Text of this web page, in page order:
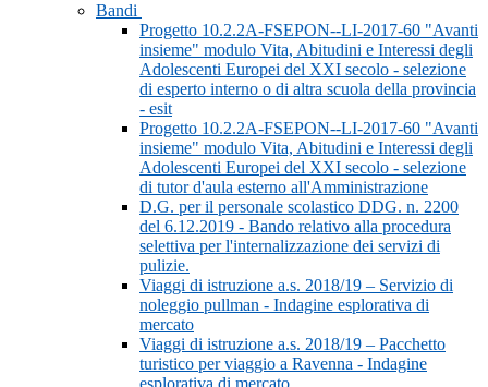
Bandi
Progetto 10.2.2A-FSEPON--LI-2017-60 "Avanti
insieme" modulo Vita, Abitudini e Interessi degli
Adolescenti Europei del XXI secolo - selezione
di esperto interno o di altra scuola della provincia
- esit
Progetto 10.2.2A-FSEPON--LI-2017-60 "Avanti
insieme" modulo Vita, Abitudini e Interessi degli
Adolescenti Europei del XXI secolo - selezione
di tutor d'aula esterno all'Amministrazione
D.G. per il personale scolastico DDG. n. 2200
del 6.12.2019 - Bando relativo alla procedura
selettiva per l'internalizzazione dei servizi di
pulizie.
Viaggi di istruzione a.s. 2018/19 – Servizio di
noleggio pullman - Indagine esplorativa di
mercato
Viaggi di istruzione a.s. 2018/19 – Pacchetto
turistico per viaggio a Ravenna - Indagine